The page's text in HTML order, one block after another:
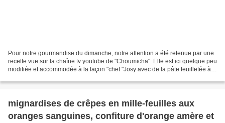
Pour notre gourmandise du dimanche, notre attention a été retenue par une
recette vue sur la chaîne tv youtube de "Choumicha". Elle est ici quelque peu
modifiée et accommodée à la façon "chef "Josy avec de la pâte feuilletée à
mignardises de crêpes en mille-feuilles aux
oranges sanguines, confiture d'orange amère et